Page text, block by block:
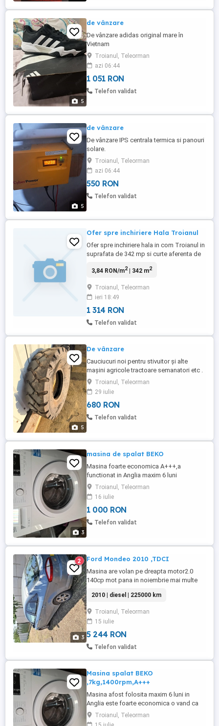
5
de vânzare
De vânzare adidas original mare în
Vietnam
Troianul, Teleorman
azi 06:44
1 051 RON
Telefon validat
5
de vânzare
De vânzare IPS centrala termica si panouri
solare.
Troianul, Teleorman
azi 06:44
550 RON
Telefon validat
Ofer spre inchiriere Hala Troianul
Ofer spre inchiriere hala in com Troianul in
suprafata de 342 mp si curte aferenta de
3,84 RON/m2| 342 m2
Troianul, Teleorman
ieri 18:49
1 314 RON
Telefon validat
5
De vânzare
Cauciucuri noi pentru stivuitor și alte
mașini agricole tractoare semanatori etc .
două bucăți noi ne folosite .
Troianul, Teleorman
29 iulie
680 RON
Telefon validat
3
masina de spalat BEKO
Masina foarte economica A+++,a
functionat in Anglia maxim 6 luni
Troianul, Teleorman
16 iulie
1 000 RON
Telefon validat
3
2 Ford Mondeo 2010 ,TDCI
Masina are volan pe dreapta motor2.0
140cp mot pana in noiembrie mai multe
2010 | diesel | 225000 km
Troianul, Teleorman
15 iulie
5 244 RON
Telefon validat
Masina spalat BEKO
,7kg,1400rpm,A+++
Masina afost folosita maxim 6 luni in
Anglia este foarte economica o vand ca
mai am inca 2 ,se poate asigura si
transport in Tr
Troianul, Teleorman